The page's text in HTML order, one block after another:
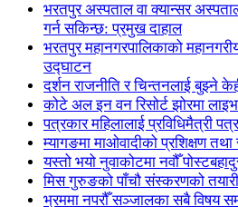
भरतपुर अस्पताल वा क्यान्सर
गर्न सकिन्छ: प्रमुख दाहाल
भरतपुर महानगरपालिकाको
उद्घाटन
दर्शन राजनीति र चिन्तनलाई बुझ्ने
कोटे अल इन वन रिसोर्ट झोरमा
पत्रकार महिलालाई प्रविधिमैत्री
म्यागङमा माओवादीको प्रशिक्षण
यस्तो भयो नुवाकोटमा नवौँ
मिस गुरुङको पाँचौ संस्करणको तयारी
भ्रममा नपरौँ सञ्जालका सबै विषय